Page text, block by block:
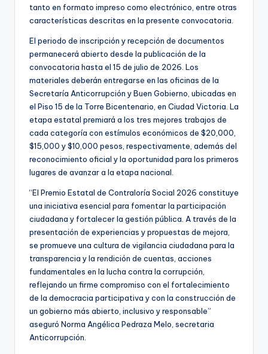
tanto en formato impreso como electrónico, entre otras
características descritas en la presente convocatoria.
El periodo de inscripción y recepción de documentos
permanecerá abierto desde la publicación de la
convocatoria hasta el 15 de julio de 2026. Los
materiales deberán entregarse en las oficinas de la
Secretaría Anticorrupción y Buen Gobierno, ubicadas en
el Piso 15 de la Torre Bicentenario, en Ciudad Victoria. La
etapa estatal premiará a los tres mejores trabajos de
cada categoría con estímulos económicos de $20,000,
$15,000 y $10,000 pesos, respectivamente, además del
reconocimiento oficial y la oportunidad para los primeros
lugares de avanzar a la etapa nacional.
“El Premio Estatal de Contraloría Social 2026 constituye
una iniciativa esencial para fomentar la participación
ciudadana y fortalecer la gestión pública. A través de la
presentación de experiencias y propuestas de mejora,
se promueve una cultura de vigilancia ciudadana para la
transparencia y la rendición de cuentas, acciones
fundamentales en la lucha contra la corrupción,
reflejando un firme compromiso con el fortalecimiento
de la democracia participativa y con la construcción de
un gobierno más abierto, inclusivo y responsable”
aseguró Norma Angélica Pedraza Melo, secretaria
Anticorrupción.